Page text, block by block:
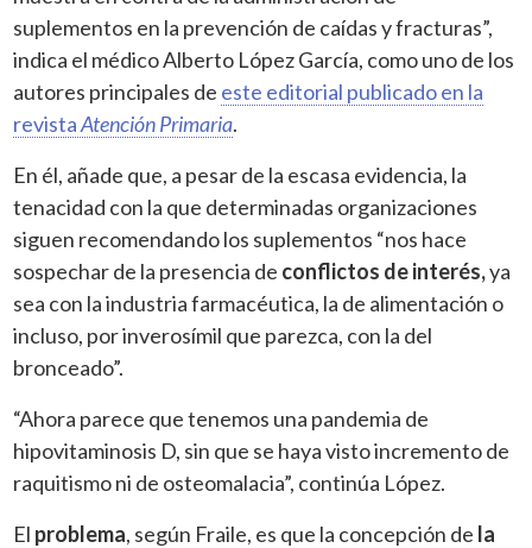
suplementos en la prevención de caídas y fracturas”,
indica el médico Alberto López García, como uno de los
autores principales de este editorial publicado en la
revistaAtención Primaria.
En él, añade que, a pesar de la escasa evidencia, la
tenacidad con la que determinadas organizaciones
siguen recomendando los suplementos “nos hace
sospechar de la presencia de conflictos de interés,ya
sea con la industria farmacéutica, la de alimentación o
incluso, por inverosímil que parezca, con la del
bronceado”.
“Ahora parece que tenemos una pandemia de
hipovitaminosis D, sin que se haya visto incremento de
raquitismo ni de osteomalacia”, continúa López.
El problema, según Fraile, es que la concepción de la